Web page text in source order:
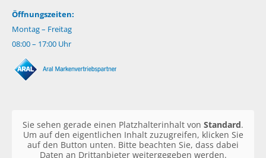
Öffnungszeiten:
Montag – Freitag
08:00 – 17:00 Uhr
Sie sehen gerade einen Platzhalterinhalt von Standard.
Um auf den eigentlichen Inhalt zuzugreifen, klicken Sie
auf den Button unten. Bitte beachten Sie, dass dabei
Daten an Drittanbieter weitergegeben werden.